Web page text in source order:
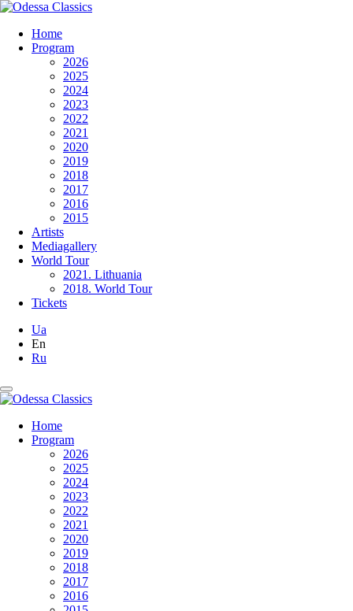
Home
Program
2026
2025
2024
2023
2022
2021
2020
2019
2018
2017
2016
2015
Artists
Mediagallery
World Tour
2021. Lithuania
2018. World Tour
Tickets
Ua
En
Ru
Home
Program
2026
2025
2024
2023
2022
2021
2020
2019
2018
2017
2016